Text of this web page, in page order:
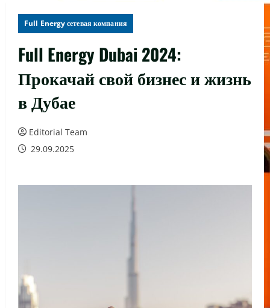
Full Energy сетевая компания
Full Energy Dubai 2024:
Прокачай свой бизнес и жизнь
в Дубае
Editorial Team
29.09.2025